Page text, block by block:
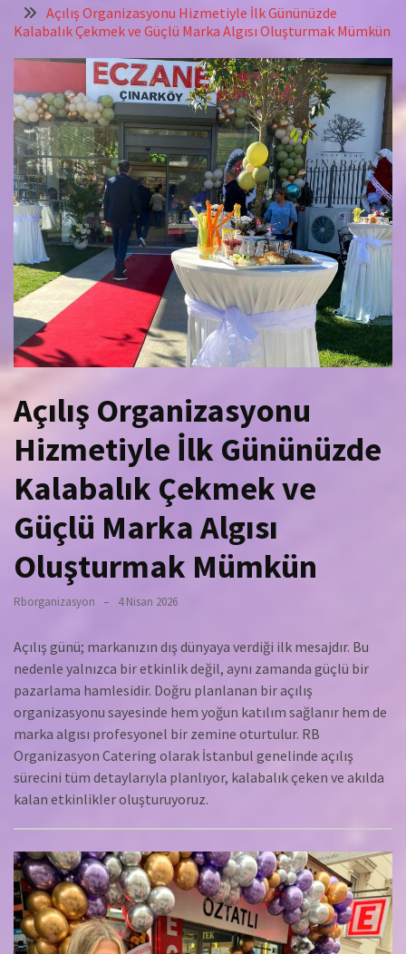
Açılış Organizasyonu Hizmetiyle İlk Gününüzde
Kalabalık Çekmek ve Güçlü Marka Algısı Oluşturmak Mümkün
Açılış Organizasyonu
Hizmetiyle İlk Gününüzde
Kalabalık Çekmek ve
Güçlü Marka Algısı
Oluşturmak Mümkün
Rborganizasyon 4 Nisan 2026
Açılış günü; markanızın dış dünyaya verdiği ilk mesajdır. Bu
nedenle yalnızca bir etkinlik değil, aynı zamanda güçlü bir
pazarlama hamlesidir. Doğru planlanan bir açılış
organizasyonu sayesinde hem yoğun katılım sağlanır hem de
marka algısı profesyonel bir zemine oturtulur. RB
Organizasyon Catering olarak İstanbul genelinde açılış
sürecini tüm detaylarıyla planlıyor, kalabalık çeken ve akılda
kalan etkinlikler oluşturuyoruz.